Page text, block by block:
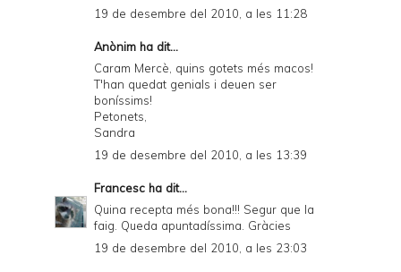
19 de desembre del 2010, a les 11:28
Anònim ha dit...
Caram Mercè, quins gotets més macos!
T'han quedat genials i deuen ser
boníssims!
Petonets,
Sandra
19 de desembre del 2010, a les 13:39
Francesc ha dit...
Quina recepta més bona!!! Segur que la
faig. Queda apuntadíssima. Gràcies
19 de desembre del 2010, a les 23:03